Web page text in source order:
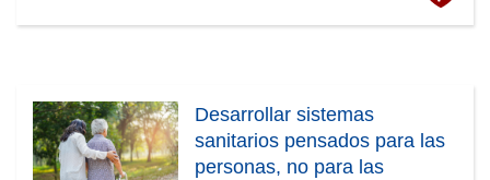
Desarrollar sistemas
sanitarios pensados para las
personas, no para las